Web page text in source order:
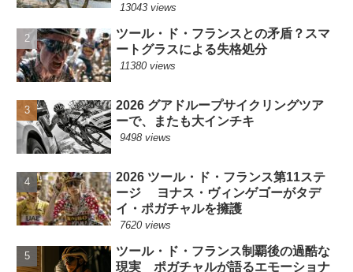
13043 views
ツール・ド・フランスとの矛盾？スマ
ートグラスによる失格処分
11380 views
2026 グアドループサイクリングツア
ーで、またも大インチキ
9498 views
2026 ツール・ド・フランス第11ステ
ージ ヨナス・ヴィンゲゴーがタデ
イ・ポガチャルを擁護
7620 views
ツール・ド・フランス制覇後の過酷な
現実 ポガチャルが語るエモーショナ